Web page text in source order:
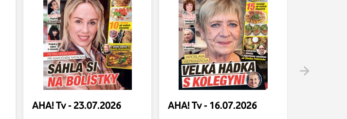
AHA! Tv - 23.07.2026 AHA! Tv - 16.07.2026